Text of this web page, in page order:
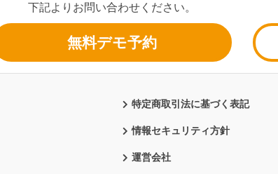
下記よりお問い合わせください。
無料デモ予約
特定商取引法に基づく表記
情報セキュリティ方針
運営会社